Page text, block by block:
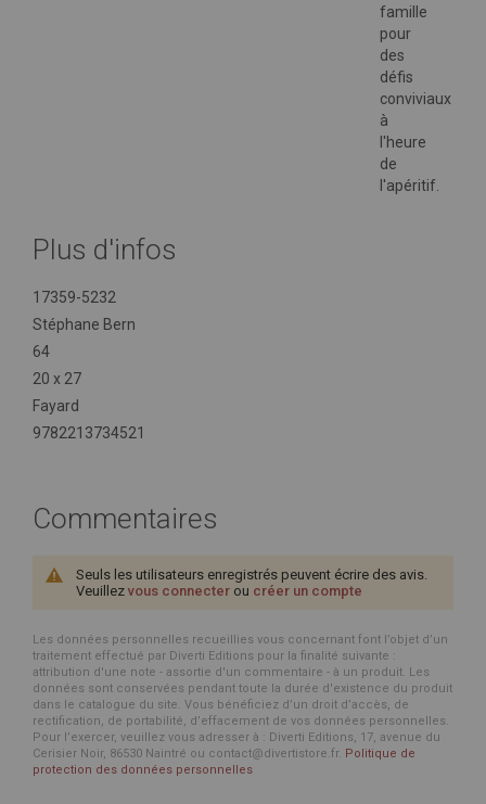
famille
pour
des
défis
conviviaux
à
l'heure
de
l'apéritif.
Plus d'infos
Plus
d'infos
17359-5232
Stéphane Bern
64
20 x 27
Fayard
9782213734521
Commentaires
Seuls les utilisateurs enregistrés peuvent écrire des avis.
Veuillez vous connecter ou créer un compte
Les données personnelles recueillies vous concernant font l’objet d’un
traitement effectué par Diverti Editions pour la finalité suivante :
attribution d'une note - assortie d'un commentaire - à un produit. Les
données sont conservées pendant toute la durée d'existence du produit
dans le catalogue du site. Vous bénéficiez d’un droit d’accès, de
rectification, de portabilité, d’effacement de vos données personnelles.
Pour l’exercer, veuillez vous adresser à : Diverti Editions, 17, avenue du
Cerisier Noir, 86530 Naintré ou contact@divertistore.fr. Politique de
protection des données personnelles